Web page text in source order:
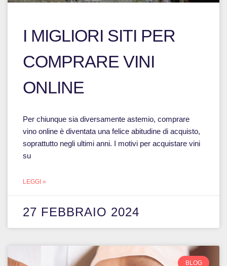
I MIGLIORI SITI PER
COMPRARE VINI
ONLINE
Per chiunque sia diversamente astemio, comprare
vino online è diventata una felice abitudine di acquisto,
soprattutto negli ultimi anni. I motivi per acquistare vini
su
LEGGI »
27 FEBBRAIO 2024
BLOG